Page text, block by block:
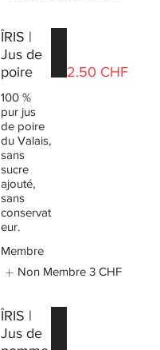
ÎRIS |
Jus de
poire
100 %
pur jus
de poire
du Valais,
sans
sucre
ajouté,
sans
conservat
eur.
2.50 CHF
Membre
Non Membre 3 CHF
ÎRIS |
Jus de